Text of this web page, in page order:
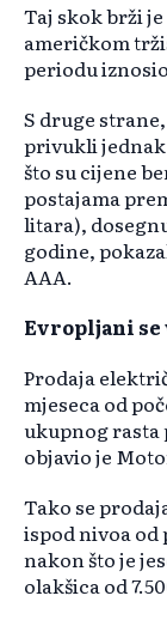
Taj skok brži
američkom
periodu
S druge
privukli
što su cijene
postajama
litara),
godine,
AAA.
Evropljani
Prodaja
mjeseca od
ukupnog rasta
objavio je
Tako se
ispod nivoa od
nakon što je
olakšica od